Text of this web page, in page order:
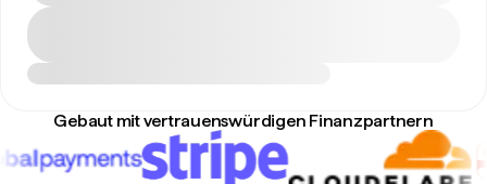
Gebaut mit vertrauenswürdigen Finanzpartnern